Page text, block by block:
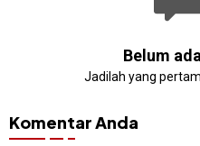
Belum
Jadilah yang
Komentar Anda